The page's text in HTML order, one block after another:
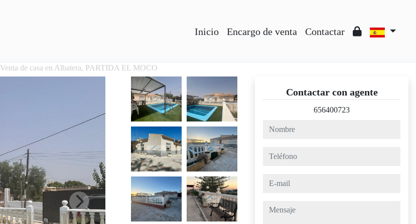
Inicio Encargo de venta Contactar
Venta de casa en Albatera, PARTIDA EL MOCO
Contactar con agente
656400723
nombre
teléfono
e-mail
mensaje